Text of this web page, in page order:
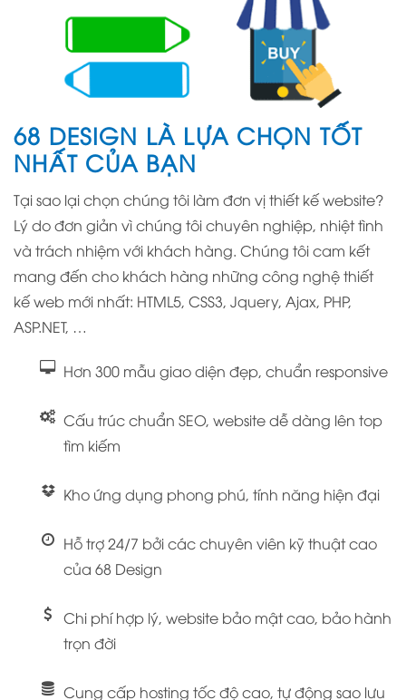
68 DESIGN LÀ LỰA CHỌN TỐT
NHẤT CỦA BẠN
Tại sao lại chọn chúng tôi làm đơn vị thiết kế website?
Lý do đơn giản vì chúng tôi chuyên nghiệp, nhiệt tình
và trách nhiệm với khách hàng. Chúng tôi cam kết
mang đến cho khách hàng những công nghệ thiết
kế web mới nhất: HTML5, CSS3, Jquery, Ajax, PHP,
ASP.NET, …
Hơn 300 mẫu giao diện đẹp, chuẩn responsive
Cấu trúc chuẩn SEO, website dễ dàng lên top
tìm kiếm
Kho ứng dụng phong phú, tính năng hiện đại
Hỗ trợ 24/7 bởi các chuyên viên kỹ thuật cao
của 68 Design
Chi phí hợp lý, website bảo mật cao, bảo hành
trọn đời
Cung cấp hosting tốc độ cao, tự động sao lưu